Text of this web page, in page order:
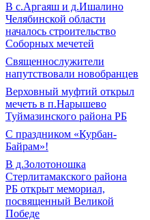
В с.Аргаяш и д.Ишалино
Челябинской области
началось строительство
Соборных мечетей
Священнослужители
напутствовали новобранцев
Верховный муфтий открыл
мечеть в п.Нарышево
Туймазинского района РБ
С праздником «Курбан-
Байрам»!
В д.Золотоношка
Стерлитамакского района
РБ открыт мемориал,
посвященный Великой
Победе